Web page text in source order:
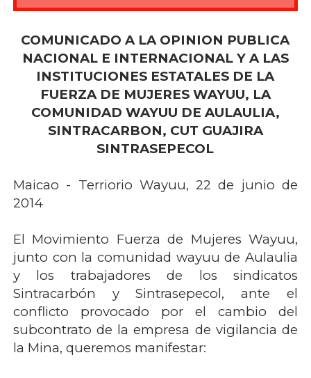
COMUNICADO A LA OPINION PUBLICA
NACIONAL E INTERNACIONAL Y A LAS
INSTITUCIONES ESTATALES DE LA
FUERZA DE MUJERES WAYUU, LA
COMUNIDAD WAYUU DE AULAULIA,
SINTRACARBON, CUT GUAJIRA
SINTRASEPECOL
Maicao - Terriorio Wayuu, 22 de junio de
2014
El Movimiento Fuerza de Mujeres Wayuu,
junto con la comunidad wayuu de Aulaulia
y los trabajadores de los sindicatos
Sintracarbón y Sintrasepecol, ante el
conflicto provocado por el cambio del
subcontrato de la empresa de vigilancia de
la Mina, queremos manifestar: